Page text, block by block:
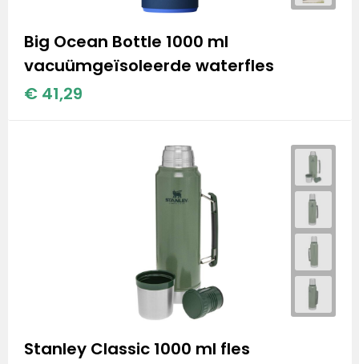
Big Ocean Bottle 1000 ml
vacuümgeïsoleerde waterfles
€ 41,29
Stanley Classic 1000 ml fles